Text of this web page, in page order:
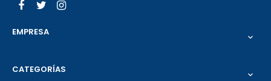
Facebook
Twitter
EMPRESA 
CATEGORÍAS 